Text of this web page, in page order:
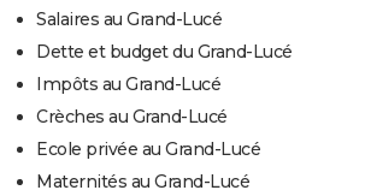
Salaires au Grand-Lucé
Dette et budget du Grand-Lucé
Impôts au Grand-Lucé
Crèches au Grand-Lucé
Ecole privée au Grand-Lucé
Maternités au Grand-Lucé